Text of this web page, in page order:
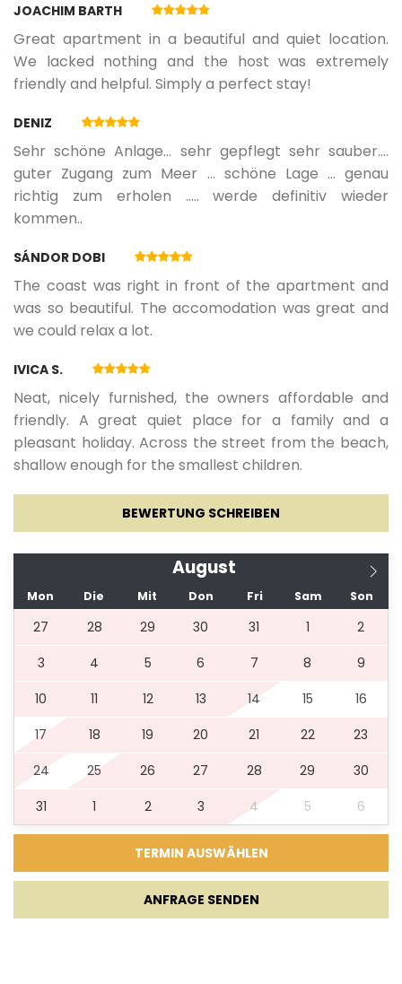
JOACHIM BARTH
Great apartment in a beautiful and quiet location.
We lacked nothing and the host was extremely
friendly and helpful. Simply a perfect stay!
DENIZ
Sehr schöne Anlage… sehr gepflegt sehr sauber.…
guter Zugang zum Meer … schöne Lage … genau
richtig zum erholen ….. werde definitiv wieder
kommen..
SÁNDOR DOBI
The coast was right in front of the apartment and
was so beautiful. The accomodation was great and
we could relax a lot.
IVICA S.
Neat, nicely furnished, the owners affordable and
friendly. A great quiet place for a family and a
pleasant holiday. Across the street from the beach,
shallow enough for the smallest children.
BEWERTUNG SCHREIBEN
August
Mon Die Mit Don Fri Sam Son
27 28 29 30 31 1
2
3
4 5 6 7 8
9
10
11 12 13 14 15
16
17
18 19 20 21 22
23
24
25 26 27 28 29
30
31
1 2 3 4 5 6
ANFRAGE SENDEN